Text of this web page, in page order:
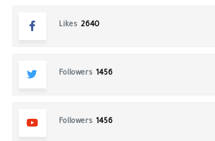
Likes 2640
Followers 1456
Followers 1456